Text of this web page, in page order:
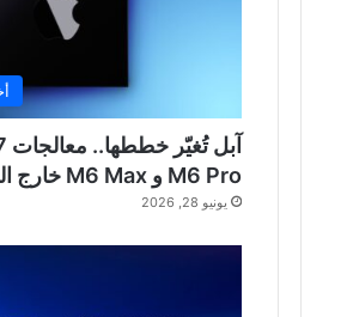
M6 Pro و M6 Max خارج الحسابات
يونيو 28, 2026